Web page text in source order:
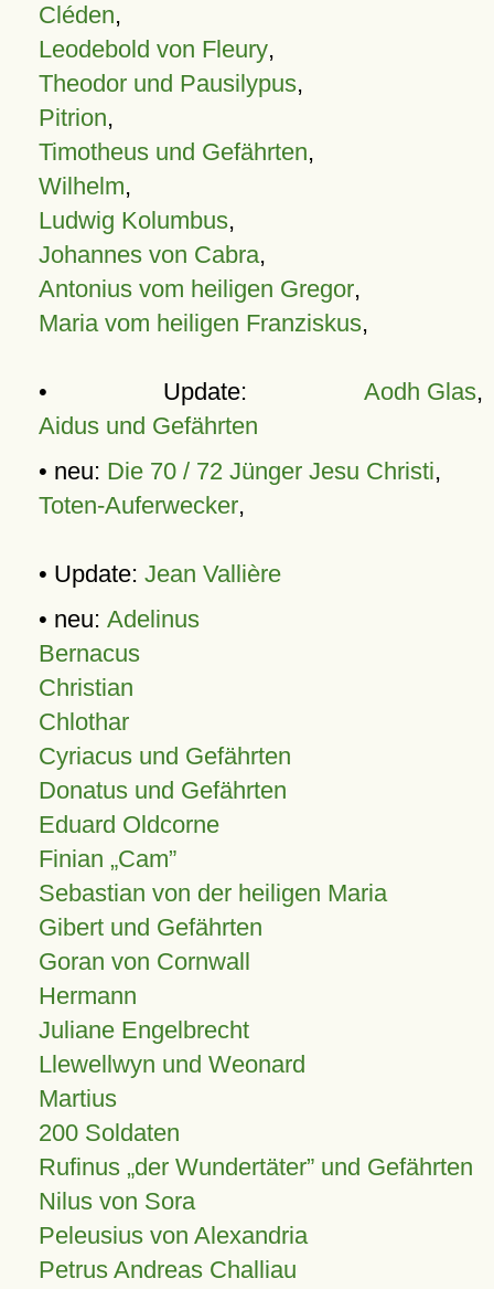
Cléden,
Leodebold von Fleury,
Theodor und Pausilypus,
Pitrion,
Timotheus und Gefährten,
Wilhelm,
Ludwig Kolumbus,
Johannes von Cabra,
Antonius vom heiligen Gregor,
Maria vom heiligen Franziskus,
• Update: Aodh Glas,
Aidus und Gefährten
• neu: Die 70 / 72 Jünger Jesu Christi,
Toten-Auferwecker,
• Update: Jean Vallière
• neu: Adelinus
Bernacus
Christian
Chlothar
Cyriacus und Gefährten
Donatus und Gefährten
Eduard Oldcorne
Finian Cam
Sebastian von der heiligen Maria
Gibert und Gefährten
Goran von Cornwall
Hermann
Juliane Engelbrecht
Llewellwyn und Weonard
Martius
200 Soldaten
Rufinus „der Wundertäter” und Gefährten
Nilus von Sora
Peleusius von Alexandria
Petrus Andreas Challiau